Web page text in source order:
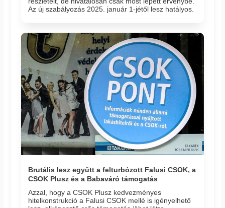
Az új szabályozás 2025. január 1-jétől lesz hatályos.
Brutális lesz együtt a felturbózott Falusi CSOK, a
CSOK Plusz és a Babaváró támogatás
Azzal, hogy a CSOK Plusz kedvezményes
hitelkonstrukció a Falusi CSOK mellé is igényelhető